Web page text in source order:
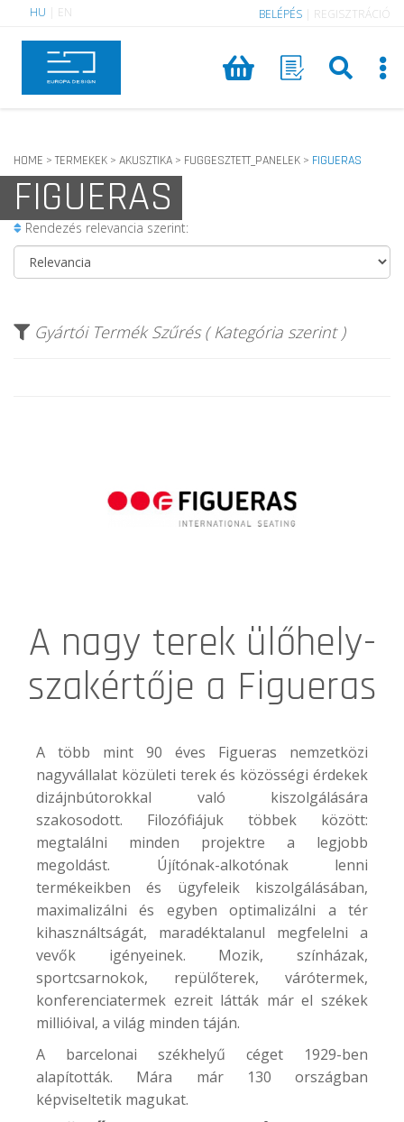
HU EN BELÉPÉS REGISZTRÁCIÓ
HOME > TERMEKEK > AKUSZTIKA > FUGGESZTETT_PANELEK > FIGUERAS
FIGUERAS
Rendezés relevancia szerint:
Gyártói Termék Szűrés ( Kategória szerint )
A nagy terek ülőhely-
szakértője a Figueras
A több mint 90 éves Figueras nemzetközi
nagyvállalat közületi terek és közösségi érdekek
dizájnbútorokkal való kiszolgálására
szakosodott. Filozófiájuk többek között:
megtalálni minden projektre a legjobb
megoldást. Újítónak-alkotónak lenni
termékeikben és ügyfeleik kiszolgálásában,
maximalizálni és egyben optimalizálni a tér
kihasználtságát, maradéktalanul megfelelni a
vevők igényeinek. Mozik, színházak,
sportcsarnokok, repülőterek, várótermek,
konferenciatermek ezreit látták már el székek
millióival, a világ minden táján.
A barcelonai székhelyű céget 1929-ben
alapították. Mára már 130 országban
képviseltetik magukat.